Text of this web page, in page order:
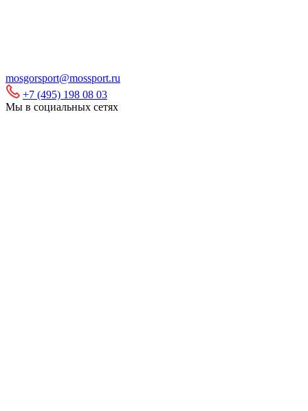
mosgorsport@mossport.ru
+7 (495) 198 08 03
Мы в социальных сетях